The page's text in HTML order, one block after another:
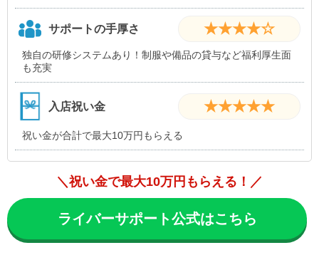
サポートの手厚さ ★★★★☆
独自の研修システムあり！制服や備品の貸与など福利厚生面
も充実
入店祝い金 ★★★★★
祝い金が合計で最大10万円もらえる
＼祝い金で最大10万円もらえる！／
ライバーサポート公式はこちら